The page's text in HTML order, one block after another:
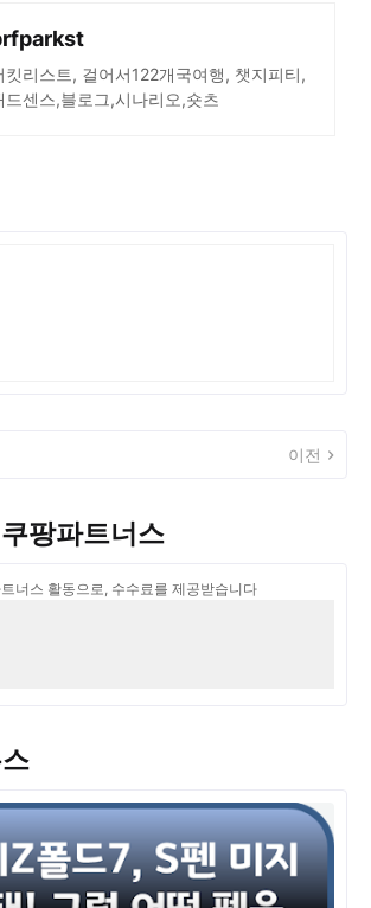
킷리스트, 걸어서122개국여행, 챗지피티,
드센스,블로그,시나리오,숏츠
이전
팡파트너스
너스 활동으로, 수수료를 제공받습니다